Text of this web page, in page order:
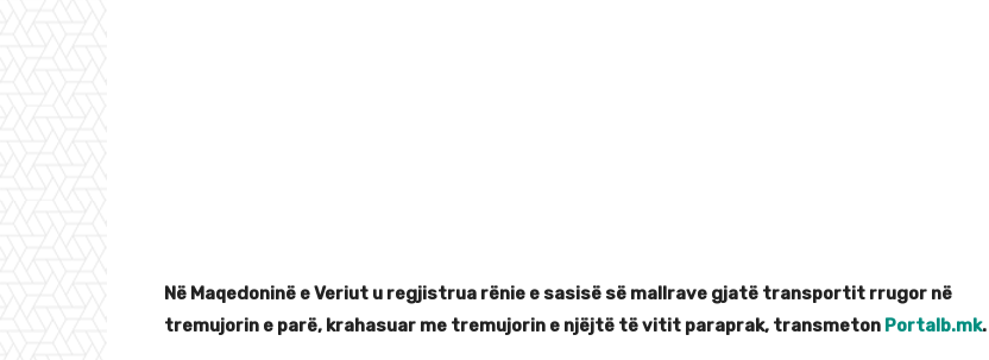
Në Maqedoninë e Veriut u regjistrua rënie e sasisë së mallrave gjatë transportit rrugor në
tremujorin e parë, krahasuar me tremujorin e njëjtë të vitit paraprak, transmeton Portalb.mk.